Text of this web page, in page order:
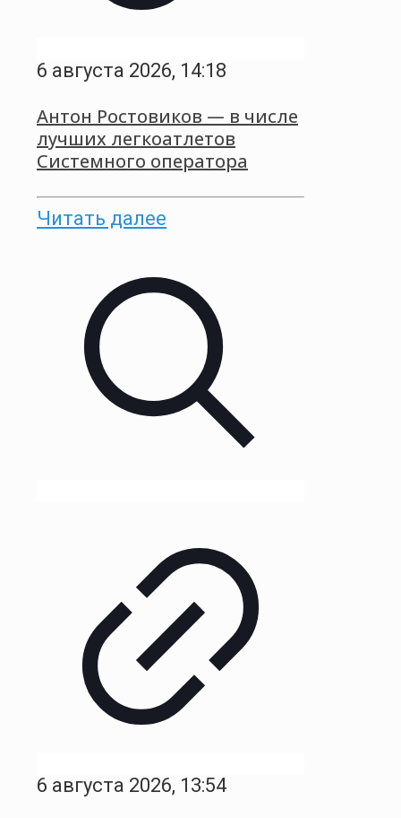
6 августа 2026, 14:18
Антон Ростовиков — в числе
лучших легкоатлетов
Системного оператора
Читать далее
6 августа 2026, 13:54